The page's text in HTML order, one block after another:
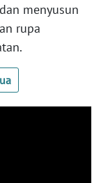
menyusun
rupa